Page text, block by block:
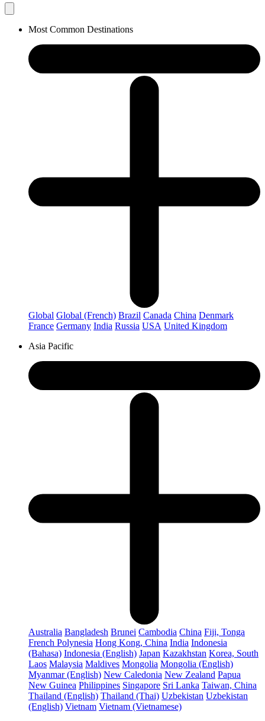
Most Common Destinations
Global Global (French) Brazil Canada China Denmark
France Germany India Russia USA United Kingdom
Asia Pacific
Australia Bangladesh Brunei Cambodia China Fiji, Tonga
French Polynesia Hong Kong, China India Indonesia
(Bahasa) Indonesia (English) Japan Kazakhstan Korea, South
Laos Malaysia Maldives Mongolia Mongolia (English)
Myanmar (English) New Caledonia New Zealand Papua
New Guinea Philippines Singapore Sri Lanka Taiwan, China
Thailand (English) Thailand (Thai) Uzbekistan Uzbekistan
(English) Vietnam Vietnam (Vietnamese)